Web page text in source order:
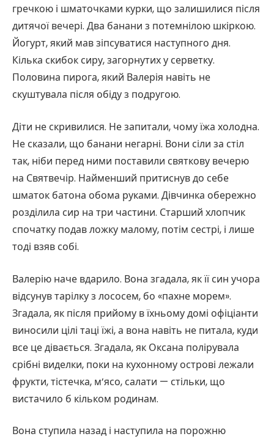
гречкою і шматочками курки, що залишилися після
дитячої вечері. Два банани з потемнілою шкіркою.
Йогурт, який мав зіпсуватися наступного дня.
Кілька скибок сиру, загорнутих у серветку.
Половина пирога, який Валерія навіть не
скуштувала після обіду з подругою.
Діти не скривилися. Не запитали, чому їжа холодна.
Не сказали, що банани негарні. Вони сіли за стіл
так, ніби перед ними поставили святкову вечерю
на Святвечір. Найменший притиснув до себе
шматок батона обома руками. Дівчинка обережно
розділила сир на три частини. Старший хлопчик
спочатку подав ложку малому, потім сестрі, і лише
тоді взяв собі.
Валерію наче вдарило. Вона згадала, як її син учора
відсунув тарілку з лососем, бо «пахне морем».
Згадала, як після прийому в їхньому домі офіціанти
виносили цілі таці їжі, а вона навіть не питала, куди
все це дівається. Згадала, як Оксана полірувала
срібні виделки, поки на кухонному острові лежали
фрукти, тістечка, м’ясо, салати — стільки, що
вистачило б кільком родинам.
Вона ступила назад і наступила на порожню